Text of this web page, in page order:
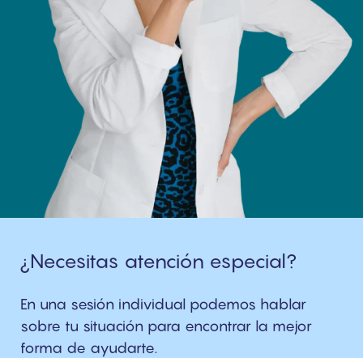
¿Necesitas atención especial?
En una sesión individual podemos hablar
sobre tu situación para encontrar la mejor
forma de ayudarte.